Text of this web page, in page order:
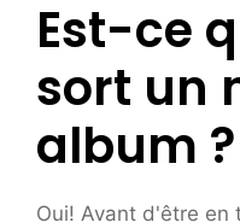
Est-ce
sort un
album ?
Oui! Avant d'être